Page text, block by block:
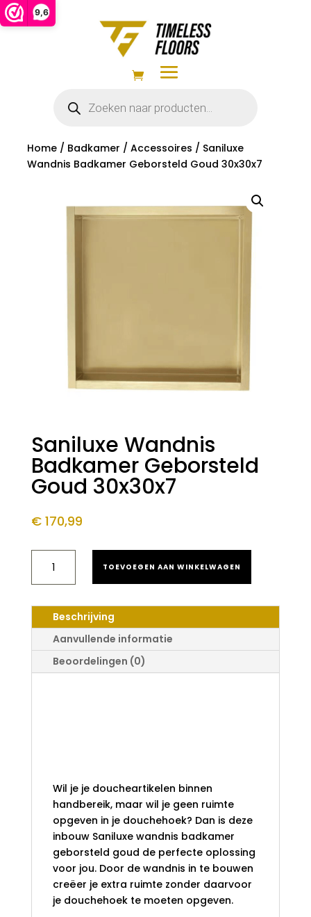
9,6
zoeken
Home/ Badkamer / Accessoires / Saniluxe
Wandnis Badkamer Geborsteld Goud 30x30x7
Saniluxe Wandnis
Badkamer Geborsteld
Goud 30x30x7
€170,99
WANDNIS
BADKAMER
GOUD
30X30X7
AANTAL
TOEVOEGEN AAN WINKELWAGEN
Beschrijving
Aanvullende informatie
Beoordelingen (0)
Wil je je doucheartikelen binnen
handbereik, maar wil je geen ruimte
opgeven in je douchehoek? Dan is deze
inbouw Saniluxe wandnis badkamer
geborsteld goud de perfecte oplossing
voor jou. Door de wandnis in te bouwen
creëer je extra ruimte zonder daarvoor
je douchehoek te moeten opgeven.